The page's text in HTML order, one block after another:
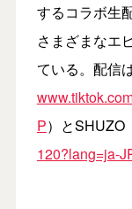
するコラボ生
さまざまなエ
ている。配信
P）とSHUZO
120?lang=ja-